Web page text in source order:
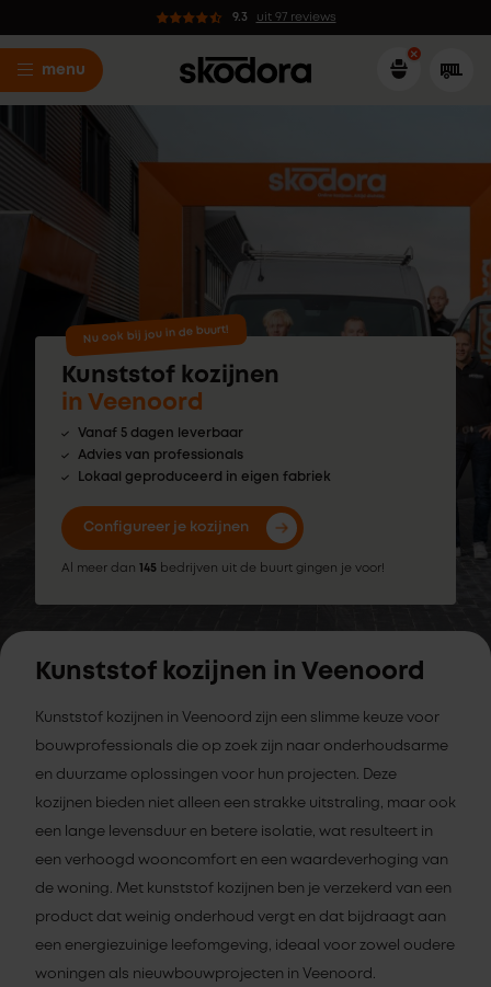
9.3 uit 97 reviews
menu
Nu ook bij jou in de buurt!
Kunststof kozijnen
in Veenoord
Vanaf 5 dagen leverbaar
Advies van professionals
Lokaal geproduceerd in eigen fabriek
Configureer je kozijnen
Al meer dan 145 bedrijven uit de buurt gingen je voor!
Kunststof kozijnen in Veenoord
Kunststof kozijnen in Veenoord zijn een slimme keuze voor
bouwprofessionals die op zoek zijn naar onderhoudsarme
en duurzame oplossingen voor hun projecten. Deze
kozijnen bieden niet alleen een strakke uitstraling, maar ook
een lange levensduur en betere isolatie, wat resulteert in
een verhoogd wooncomfort en een waardeverhoging van
de woning. Met kunststof kozijnen ben je verzekerd van een
product dat weinig onderhoud vergt en dat bijdraagt aan
een energiezuinige leefomgeving, ideaal voor zowel oudere
woningen als nieuwbouwprojecten in Veenoord.